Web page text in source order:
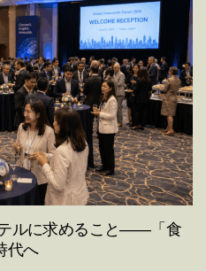
ルに求めること――「食
代へ